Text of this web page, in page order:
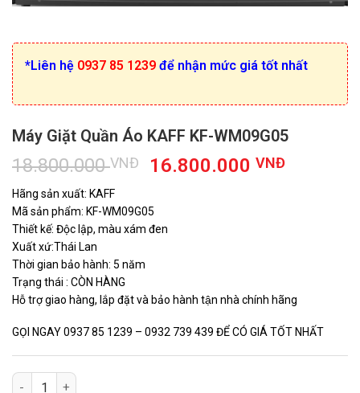
*Liên hệ 0937 85 1239 để nhận mức giá tốt nhất
Máy Giặt Quần Áo KAFF KF-WM09G05
18.800.000VNĐ
Giá
là:
18.800.000 VNĐ.
16.800.000VNĐGiá
Hãng sản xuất: KAFF
Mã sản phẩm: KF-WM09G05
Thiết kế: Độc lập, màu xám đen
Xuất xứ:Thái Lan
Thời gian bảo hành: 5 năm
Trạng thái : CÒN HÀNG
Hỗ trợ giao hàng, lắp đặt và bảo hành tận nhà chính hãng
GỌI NGAY 0937 85 1239 – 0932 739 439 ĐỂ CÓ GIÁ TỐT NHẤT
Máy Giặt Quần Áo KAFF KF-WM09G05 số lượng